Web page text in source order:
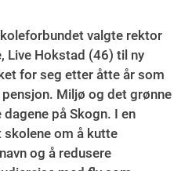
valgte rektor
Live Hokstad (46) til ny
for seg etter åtte år som
pensjon. Miljø og det grønne
på Skogn. I en
om å kutte
og å redusere